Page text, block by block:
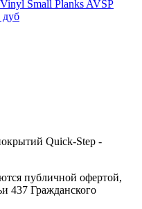
Small Planks AVSP
дуб
Quick-Step -
публичной офертой,
437 Гражданского